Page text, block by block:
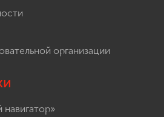
организации